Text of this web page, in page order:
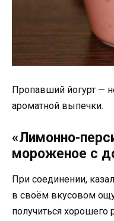
Пропавший йогурт —
ароматной выпечки.
«Лимонно-
мороженое с
При соединении,
в своём вкусовом
получиться хорошего